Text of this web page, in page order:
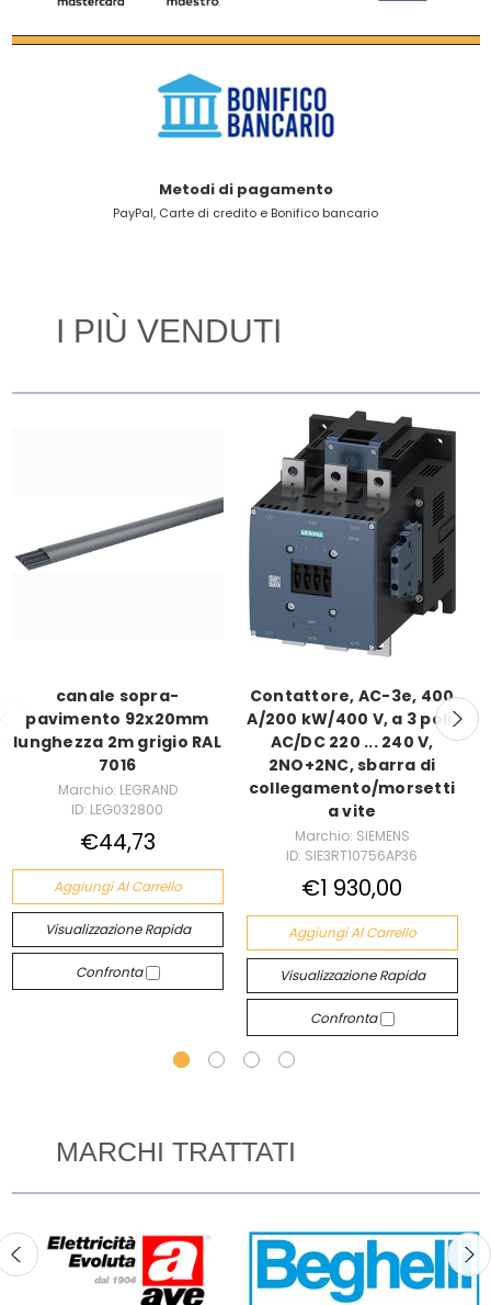
Metodi di pagamento
PayPal, Carte di credito e Bonifico bancario
I PIÙ VENDUTI
canale sopra-
pavimento 92x20mm
lunghezza 2m grigio RAL
7016
Marchio: LEGRAND
ID: LEG032800
€44,73
Aggiungi Al Carrello
Visualizzazione Rapida
Confronta
Contattore, AC-3e, 400
A/200 kW/400 V, a 3 poli,
AC/DC 220 ... 240 V,
2NO+2NC, sbarra di
collegamento/morsetti
a vite
Marchio: SIEMENS
ID: SIE3RT10756AP36
€1 930,00
Aggiungi Al Carrello
Visualizzazione Rapida
Confronta
MARCHI TRATTATI